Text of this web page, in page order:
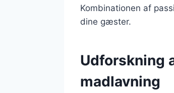
Kombinationen af
dine gæster.
Udforskning
madlavning